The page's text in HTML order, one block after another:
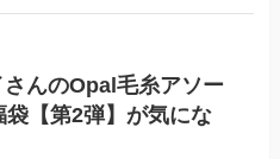
さんのOpal毛糸アソー
袋【第2弾】が気にな